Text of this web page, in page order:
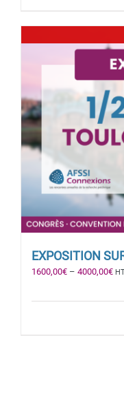
EXPOSITION
1600,00€ – 4000,00€